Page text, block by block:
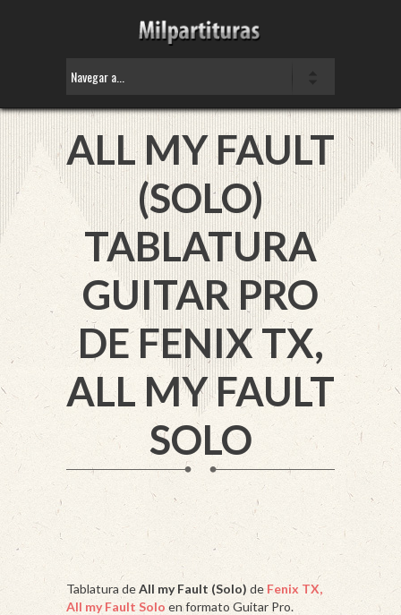
ALL MY FAULT
(SOLO)
TABLATURA
GUITAR PRO
DEFENIX TX,
ALL MY FAULT
SOLO
Tablatura deAll my Fault (Solo) de Fenix TX,
All my Fault Solo en formato Guitar Pro.